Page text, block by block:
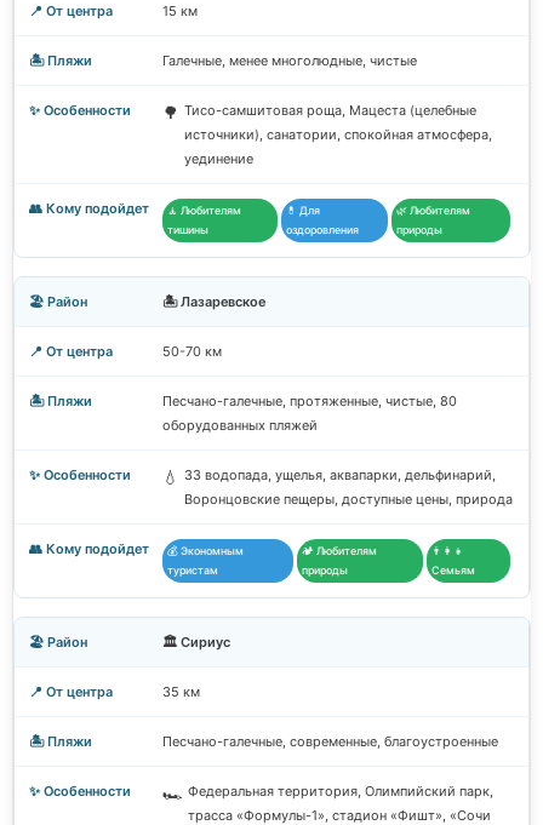
15 км
Галечные, менее многолюдные, чистые
🌳 Тисо-самшитовая роща, Мацеста (целебные
источники), санатории, спокойная атмосфера,
уединение
🧘 Любителям
тишины
💊 Для
оздоровления
🌿 Любителям
природы
🏝️ Лазаревское
50-70 км
Песчано-галечные, протяженные, чистые, 80
оборудованных пляжей
💧
33 водопада, ущелья, аквапарки, дельфинарий,
Воронцовские пещеры, доступные цены, природа
💰 Экономным
туристам
🏕️ Любителям
природы
👨‍👩‍👧
Семьям
🏛️ Сириус
35 км
Песчано-галечные, современные, благоустроенные
🏎️ Федеральная территория, Олимпийский парк,
трасса «Формулы-1», стадион «Фишт», «Сочи